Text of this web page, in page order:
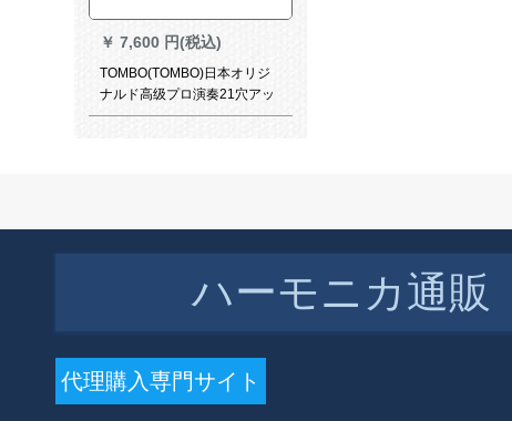
￥ 7,600 円(税込)
TOMBO(TOMBO)日本オリジ
ナルド高级プロ演奏21穴アッ
クハークホール9521木制琴格
￥ 1,272 円(税込)
SUZUKI日本铃木学生初学プロ
ハーモニカ通販
代理購入専門サイト